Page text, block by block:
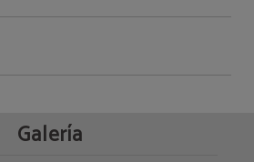
Galería